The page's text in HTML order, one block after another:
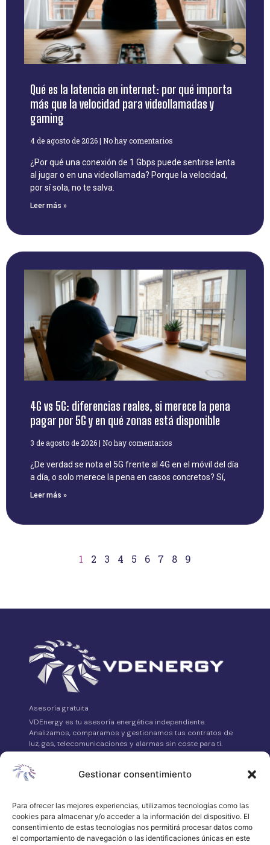
Gestionar consentimiento
Para ofrecer las mejores experiencias, utilizamos tecnologías como las
cookies para almacenar y/o acceder a la información del dispositivo. El
consentimiento de estas tecnologías nos permitirá procesar datos como
el comportamiento de navegación o las identificaciones únicas en este
Qué es la latencia en internet: por qué importa
más que la velocidad para videollamadas y
gaming
4 de agosto de 2026 No hay comentarios
¿Por qué una conexión de 1 Gbps puede sentirse lenta
al jugar o en una videollamada? Porque la velocidad,
por sí sola, no te salva.
Leer más »
4G vs 5G: diferencias reales, si merece la pena
pagar por 5G y en qué zonas está disponible
3 de agosto de 2026 No hay comentarios
¿De verdad se nota el 5G frente al 4G en el móvil del día
a día, o solo merece la pena en casos concretos? Sí,
Leer más »
1 2 3 4 5 6 7 8 9
Asesoría gratuita
VDEnergy es tu asesoría energética independiente.
Analizamos, comparamos y gestionamos tus contratos de
luz, gas, telecomunicaciones y alarmas sin coste para ti.
658 315 539
WhatsApp
atencionalcliente@vdenergy.es